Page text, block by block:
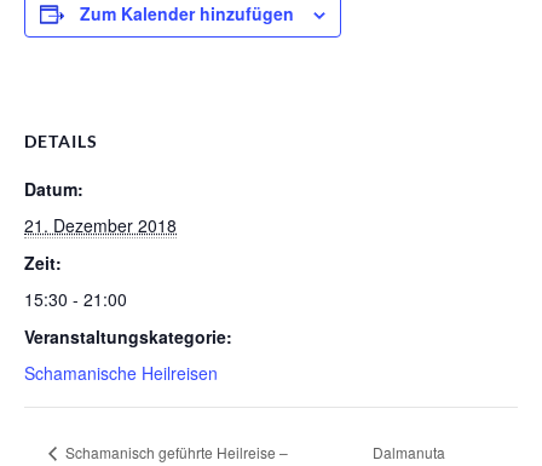
Zum Kalender hinzufügen
DETAILS
Datum:
21. Dezember 2018
Zeit:
15:30 - 21:00
Veranstaltungskategorie:
Schamanische Heilreisen
Schamanisch geführte Heilreise –
Dalmanuta